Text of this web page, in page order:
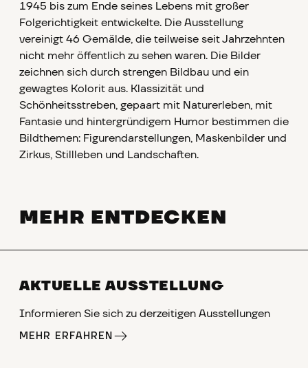
1945 bis zum Ende seines Lebens mit großer
Folgerichtigkeit entwickelte. Die Ausstellung
vereinigt 46 Gemälde, die teilweise seit Jahrzehnten
nicht mehr öffentlich zu sehen waren. Die Bilder
zeichnen sich durch strengen Bildbau und ein
gewagtes Kolorit aus. Klassizität und
Schönheitsstreben, gepaart mit Naturerleben, mit
Fantasie und hintergründigem Humor bestimmen die
Bildthemen: Figurendarstellungen, Maskenbilder und
Zirkus, Stillleben und Landschaften.
MEHR ENTDECKEN
AKTUELLE AUSSTELLUNG
Informieren Sie sich zu derzeitigen Ausstellungen
MEHR ERFAHREN